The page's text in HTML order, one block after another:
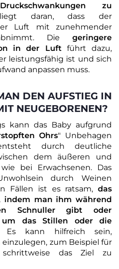
Druckschwankungen zu
daran, dass der
Luft mit zunehmender
Die geringere
in der Luftführt dazu,
leistungsfähig ist und sich
anpassen muss.
DEN AUFSTIEG IN
NEUGEBORENEN?
kann das Baby aufgrund
Ohrs" Unbehagen
durch deutliche
dem äußeren und
bei Erwachsenen. Das
durch Weinen
Fällen ist es ratsam, das
indem man ihm während
Schnuller gibt oder
um das Stillen oder die
Es kann hilfreich sein,
zum Beispiel für
das Ziel zu